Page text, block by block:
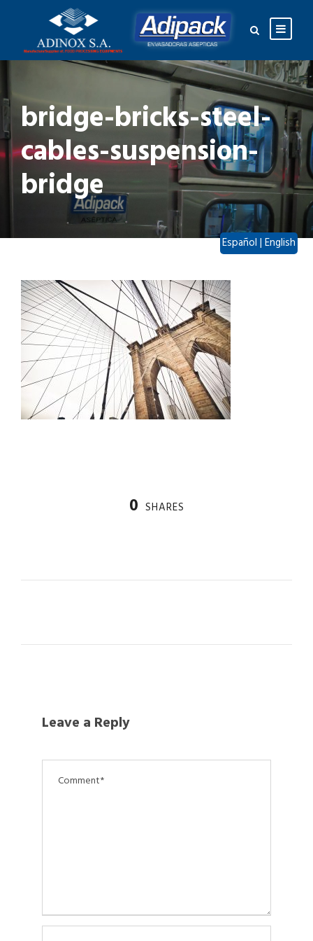
bridge-bricks-steel-
cables-suspension-
bridge
0 SHARES
Leave a Reply
Español | English